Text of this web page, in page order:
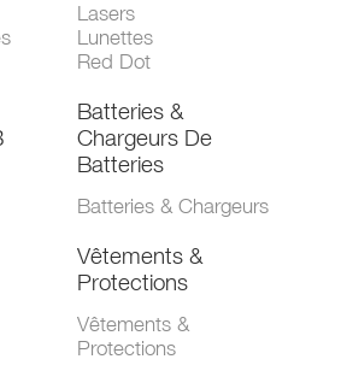
Lasers
Lunettes
Red Dot
Batteries &
Chargeurs De
Batteries
Batteries & Chargeurs
Vêtements &
Protections
Vêtements &
Protections